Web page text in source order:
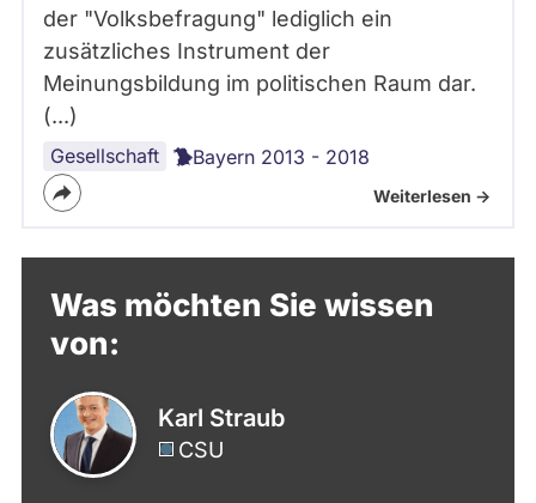
der "Volksbefragung" lediglich ein
zusätzliches Instrument der
Meinungsbildung im politischen Raum dar.
(...)
Gesellschaft Bayern 2013 - 2018
Weiterlesen ->
Was möchten Sie wissen
von:
Karl Straub
CSU